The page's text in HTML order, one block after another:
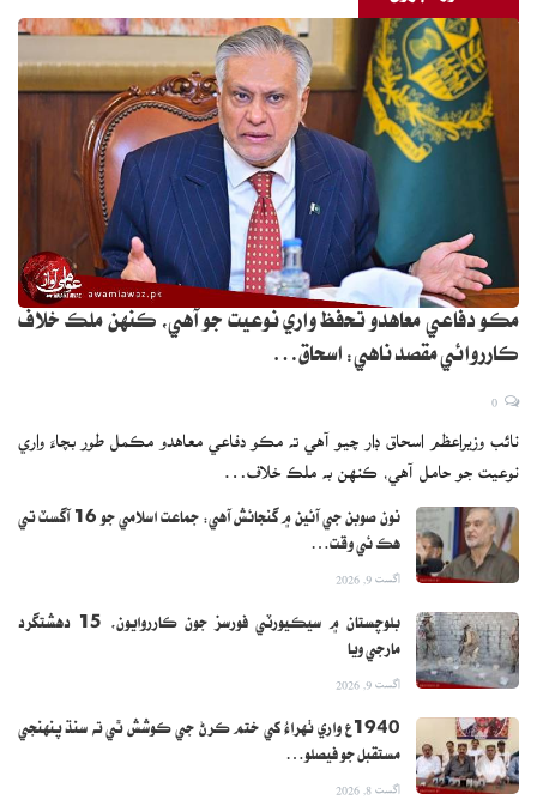
مڪو دفاعي معاهدو تحفظ واري نوعيت جو آهي، ڪنهن ملڪ خلاف
ڪارروائي مقصد ناهي: اسحاق…
نائب وزيراعظم اسحاق ڊار چيو آهي ته مڪو دفاعي معاهدو مڪمل طور بچاءَ واري
نوعيت جو حامل آهي، ڪنهن به ملڪ خلاف…
نون صوبن جي آئين ۾ گنجائش آهي: جماعت اسلامي جو 16 آگسٽ تي
هڪ ئي وقت…
اگست 9, 2026
بلوچستان ۾ سيڪيورٽي فورسز جون ڪارروايون، 15 دهشتگرد
مارجي ويا
اگست 9, 2026
1940ع واري ٺهراءُ کي ختم ڪرڻ جي ڪوشش ٿي ته سنڌ پنهنجي
مستقبل جو فيصلو…
اگست 8, 2026